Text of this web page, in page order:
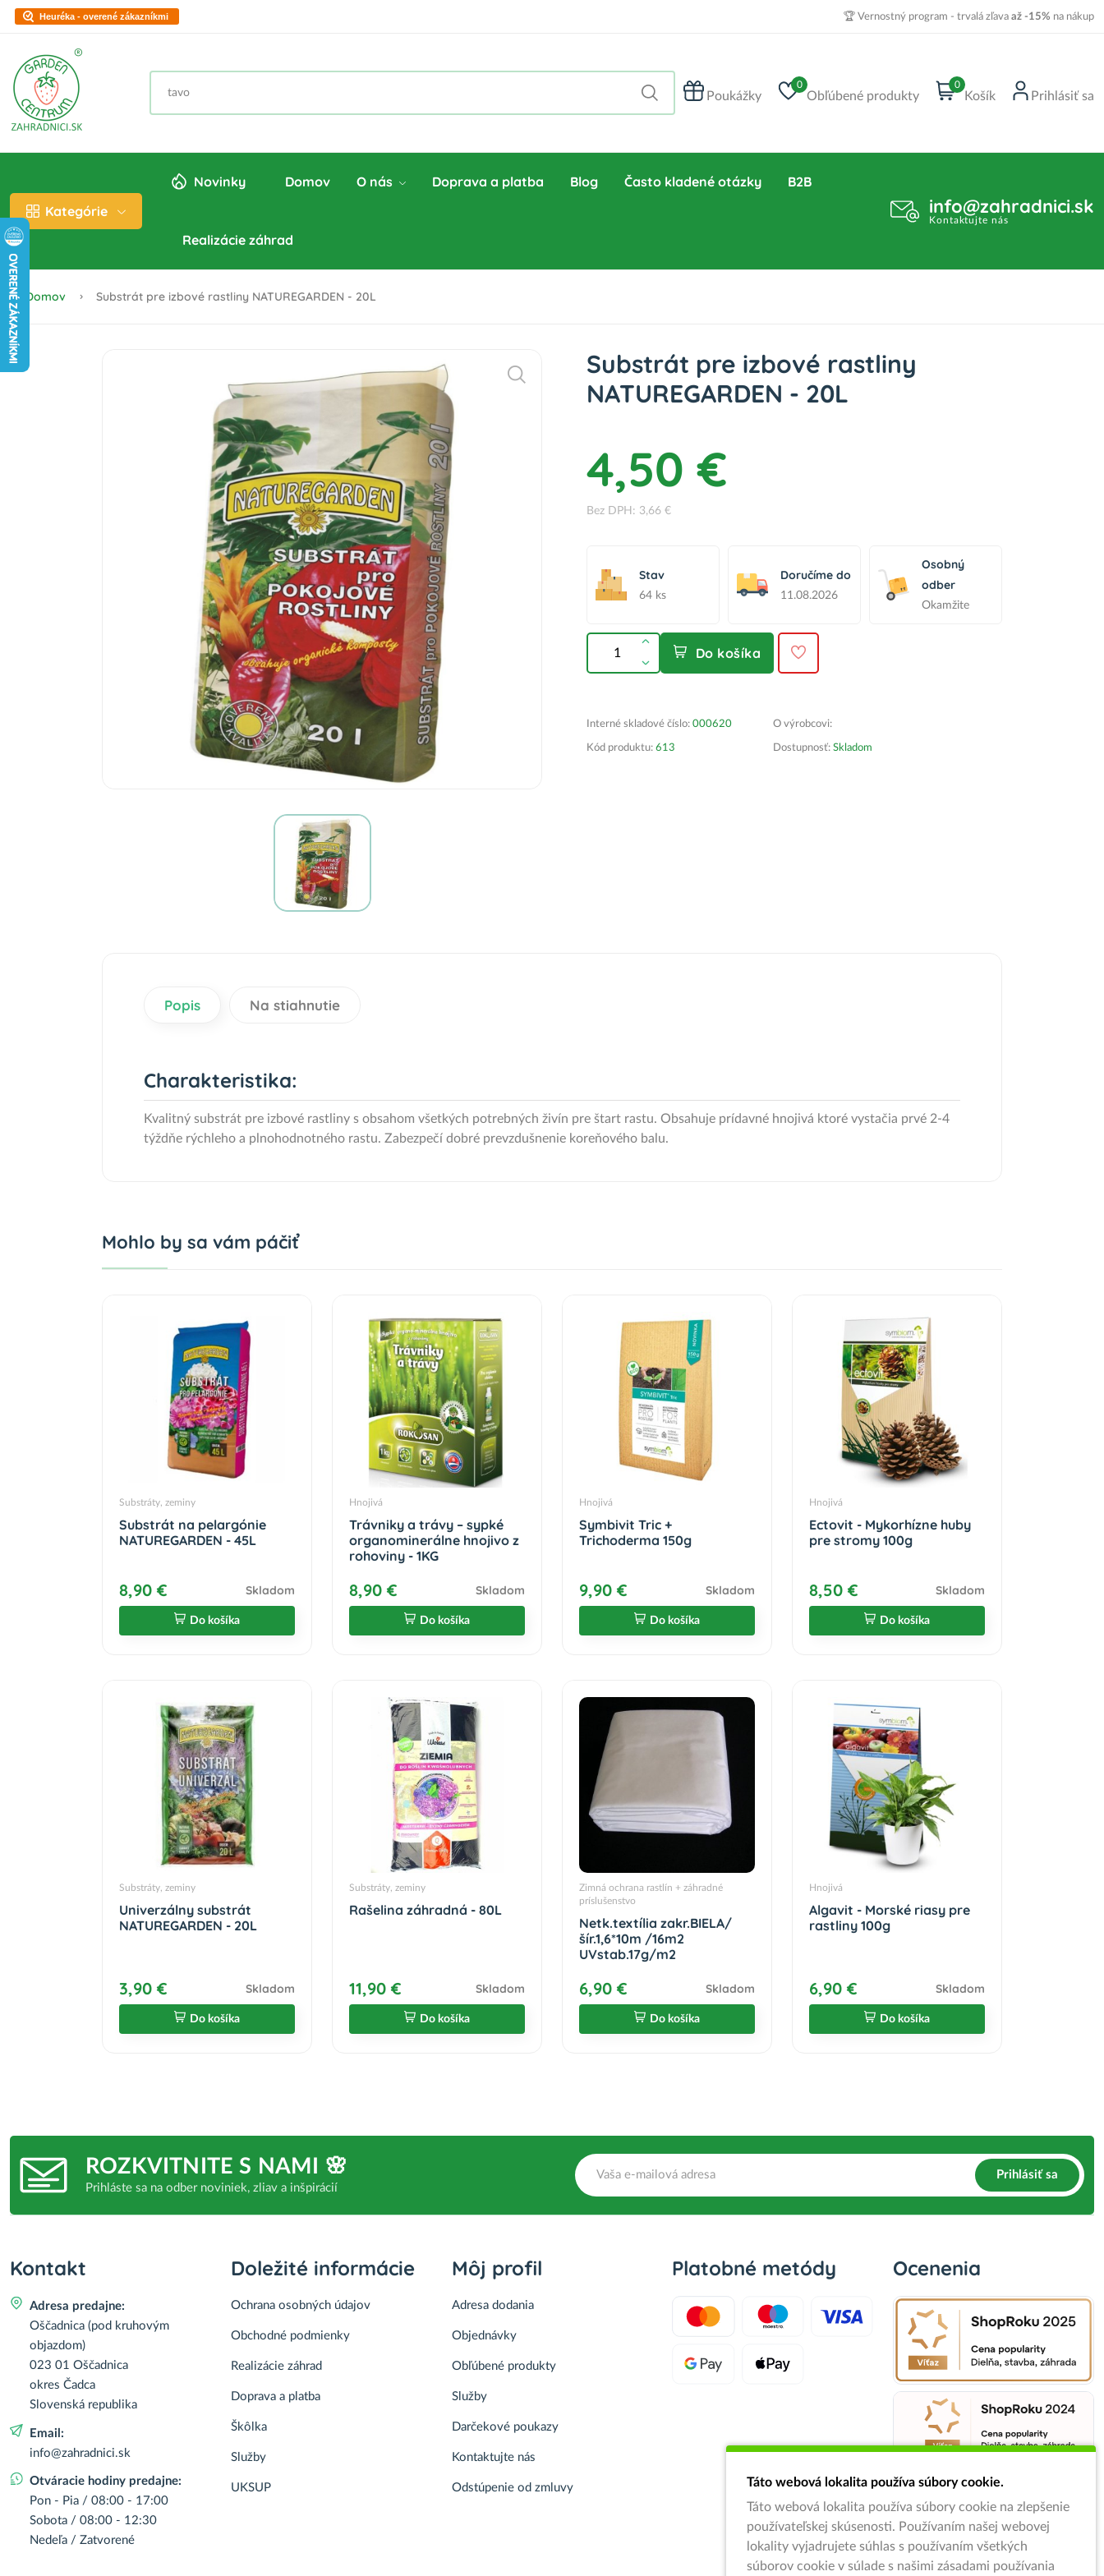
Heuréka - overené zákazníkmi 🏆 Vernostný program - trvalá zľava až -15% na nákup
Poukážky
0
Obľúbené produkty
0
Košík Prihlásiť sa
Kategórie
Novinky Domov O nás Doprava a platba Blog Často kladené otázky B2B
Realizácie záhrad
info@zahradnici.sk
Kontaktujte nás
Domov Substrát pre izbové rastliny NATUREGARDEN - 20L
Substrát pre izbové rastliny
NATUREGARDEN - 20L
4,50 €
Bez DPH: 3,66 €
Stav
64 ks
Doručíme do
11.08.2026
Osobný
odber
Okamžite
Do košíka
Interné skladové číslo: 000620
Kód produktu: 613
O výrobcovi:
Dostupnosť: Skladom
Popis Na stiahnutie
Charakteristika:
Kvalitný substrát pre izbové rastliny s obsahom všetkých potrebných živín pre štart rastu. Obsahuje prídavné hnojivá ktoré vystačia prvé 2-4
týždňe rýchleho a plnohodnotného rastu. Zabezpečí dobré prevzdušnenie koreňového balu.
Mohlo by sa vám páčiť
Substráty, zeminy
Substrát na pelargónie
NATUREGARDEN - 45L
8,90 € Skladom
Do košíka
Hnojivá
Trávniky a trávy – sypké
organominerálne hnojivo z
rohoviny - 1KG
8,90 € Skladom
Do košíka
Hnojivá
Symbivit Tric +
Trichoderma 150g
9,90 € Skladom
Do košíka
Hnojivá
Ectovit - Mykorhízne huby
pre stromy 100g
8,50 € Skladom
Do košíka
Substráty, zeminy
Univerzálny substrát
NATUREGARDEN - 20L
3,90 € Skladom
Do košíka
Substráty, zeminy
Rašelina záhradná - 80L
11,90 € Skladom
Do košíka
Zimná ochrana rastlín + záhradné
príslušenstvo
Netk.textília zakr.BIELA/
šír.1,6*10m /16m2
UVstab.17g/m2
6,90 € Skladom
Do košíka
Hnojivá
Algavit - Morské riasy pre
rastliny 100g
6,90 € Skladom
Do košíka
ROZKVITNITE S NAMI 🌸
Prihláste sa na odber noviniek, zliav a inšpirácií
Prihlásiť sa
Kontakt
Adresa predajne:
Oščadnica (pod kruhovým
objazdom)
023 01 Oščadnica
okres Čadca
Slovenská republika
Email:
info@zahradnici.sk
Otváracie hodiny predajne:
Pon - Pia / 08:00 - 17:00
Sobota / 08:00 - 12:30
Nedeľa / Zatvorené
Doležité informácie
Ochrana osobných údajov
Obchodné podmienky
Realizácie záhrad
Doprava a platba
Škôlka
Služby
UKSUP
Môj profil
Adresa dodania
Objednávky
Obľúbené produkty
Služby
Darčekové poukazy
Kontaktujte nás
Odstúpenie od zmluvy
Platobné metódy Ocenenia
Táto webová lokalita používa súbory cookie.
Táto webová lokalita používa súbory cookie na zlepšenie
používateľskej skúsenosti. Používaním našej webovej
lokality vyjadrujete súhlas s používaním všetkých
súborov cookie v súlade s našimi zásadami používania